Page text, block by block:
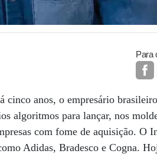
Para
cinco anos, o empresário
algoritmos para lançar, nos
com fome de aquisição. O
Adidas, Bradesco e Cogna.